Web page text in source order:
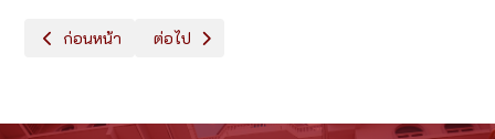
เนื้อหาก่อนหน้า: การจัดจำหน่าย​หนังสือ ชุดนักเรียน ชุดพละและกระเ
ก่อนหน้า เนื้อหาถัดไป: กิจกรรมรดน้ำขอพร เนื่องในวันสงกร
ต่อไป